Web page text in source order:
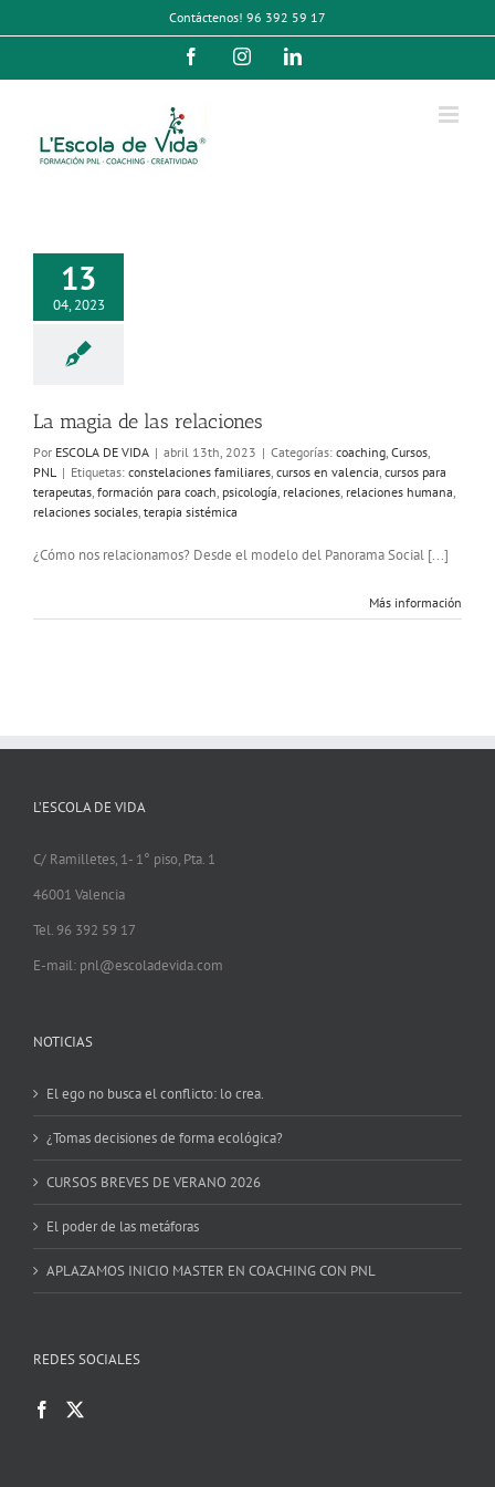
Contáctenos! 96 392 59 17
FacebookInstagramLinkedIn
13
04, 2023
La magia de las relaciones
Por ESCOLA DE VIDA | abril 13th, 2023 | Categorías: coaching, Cursos,
PNL | Etiquetas: constelaciones familiares, cursos en valencia, cursos para
terapeutas, formación para coach, psicología, relaciones, relaciones humana,
relaciones sociales, terapia sistémica
¿Cómo nos relacionamos? Desde el modelo del Panorama Social [...]
Más información
L’ESCOLA DE VIDA
C/ Ramilletes, 1- 1° piso, Pta. 1
46001 Valencia
Tel. 96 392 59 17
E-mail: pnl@escoladevida.com
NOTICIAS
El ego no busca el conflicto: lo crea.
¿Tomas decisiones de forma ecológica?
CURSOS BREVES DE VERANO 2026
El poder de las metáforas
APLAZAMOS INICIO MASTER EN COACHING CON PNL
REDES SOCIALES